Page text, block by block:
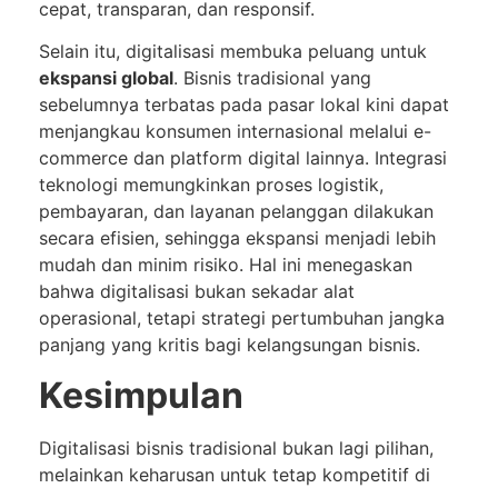
cepat, transparan, dan responsif.
Selain itu, digitalisasi membuka peluang untuk
ekspansi global. Bisnis tradisional yang
sebelumnya terbatas pada pasar lokal kini dapat
menjangkau konsumen internasional melalui e-
commerce dan platform digital lainnya. Integrasi
teknologi memungkinkan proses logistik,
pembayaran, dan layanan pelanggan dilakukan
secara efisien, sehingga ekspansi menjadi lebih
mudah dan minim risiko. Hal ini menegaskan
bahwa digitalisasi bukan sekadar alat
operasional, tetapi strategi pertumbuhan jangka
panjang yang kritis bagi kelangsungan bisnis.
Kesimpulan
Digitalisasi bisnis tradisional bukan lagi pilihan,
melainkan keharusan untuk tetap kompetitif di